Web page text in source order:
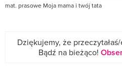
mat. prasowe Moja mama i twój tata
Dziękujemy, że
Bądź na bieżąco!